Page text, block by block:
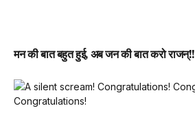
मन की बात बहुत हुई, अब जन की बात करो राजन्!!